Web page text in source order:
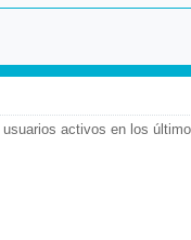
activos en los